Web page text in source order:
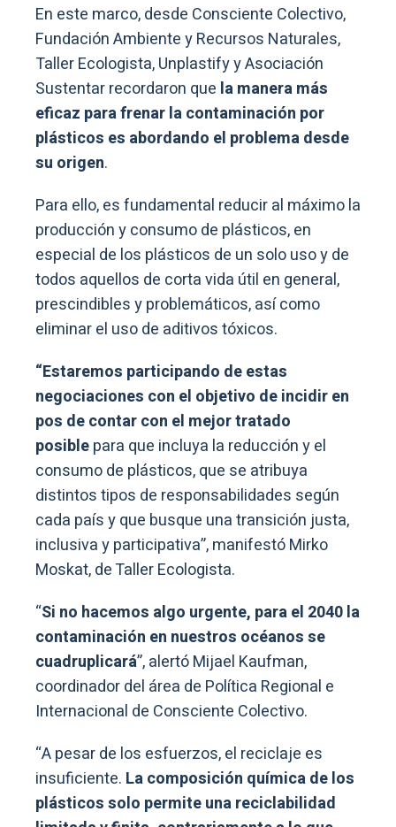
En este marco, desde Consciente Colectivo,
Fundación Ambiente y Recursos Naturales,
Taller Ecologista, Unplastify y Asociación
Sustentar recordaron que la manera más
eficaz para frenar la contaminación por
plásticos es abordando el problema desde
su origen.
Para ello, es fundamental reducir al máximo la
producción y consumo de plásticos, en
especial de los plásticos de un solo uso y de
todos aquellos de corta vida útil en general,
prescindibles y problemáticos, así como
eliminar el uso de aditivos tóxicos.
“Estaremos participando de estas
negociaciones con el objetivo de incidir en
pos de contar con el mejor tratado
posiblepara que incluya la reducción y el
consumo de plásticos, que se atribuya
distintos tipos de responsabilidades según
cada país y que busque una transición justa,
inclusiva y participativa”, manifestó Mirko
Moskat, de Taller Ecologista.
“Si no hacemos algo urgente, para el 2040 la
contaminación en nuestros océanos se
cuadruplicará”, alertó Mijael Kaufman,
coordinador del área de Política Regional e
Internacional de Consciente Colectivo.
“A pesar de los esfuerzos, el reciclaje es
insuficiente. La composición química de los
plásticos solo permite una reciclabilidad